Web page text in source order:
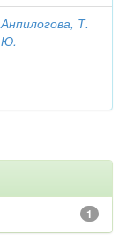
Анпилогова, Т.
Ю.
1